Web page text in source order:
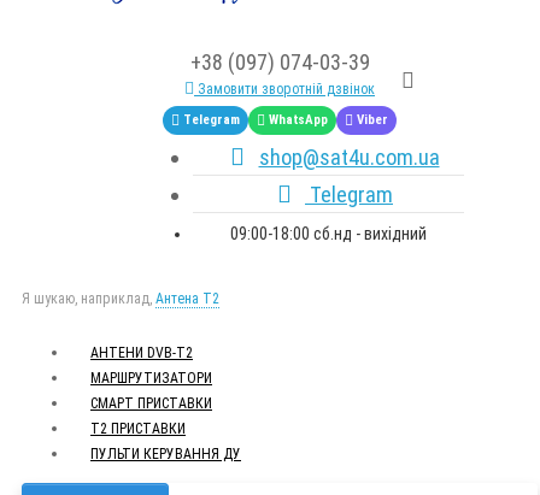
+38 (097) 074-03-39
Замовити зворотній дзвінок
Telegram WhatsApp Viber
shop@sat4u.com.ua
Telegram
09:00-18:00 сб.нд - вихідний
Я шукаю, наприклад, Антена Т2
АНТЕНИ DVB-Т2
МАРШРУТИЗАТОРИ
СМАРТ ПРИСТАВКИ
Т2 ПРИСТАВКИ
ПУЛЬТИ КЕРУВАННЯ ДУ